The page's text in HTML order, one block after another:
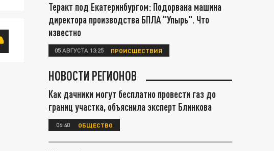
Теракт под Екатеринбургом: Подорвана машина
директора производства БПЛА "Упырь". Что
известно
05 АВГУСТА 13:25 ПРОИСШЕСТВИЯ
НОВОСТИ РЕГИОНОВ
Как дачники могут бесплатно провести газ до
границ участка, объяснила эксперт Блинкова
06:40 ОБЩЕСТВО